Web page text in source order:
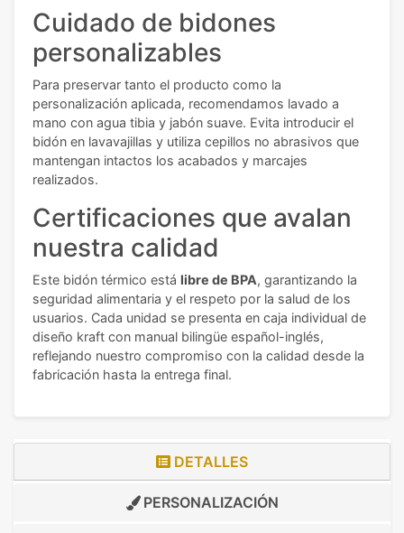
Cuidado de bidones
personalizables
Para preservar tanto el producto como la
personalización aplicada, recomendamos lavado a
mano con agua tibia y jabón suave. Evita introducir el
bidón en lavavajillas y utiliza cepillos no abrasivos que
mantengan intactos los acabados y marcajes
realizados.
Certificaciones que avalan
nuestra calidad
Este bidón térmico está libre de BPA, garantizando la
seguridad alimentaria y el respeto por la salud de los
usuarios. Cada unidad se presenta en caja individual de
diseño kraft con manual bilingüe español-inglés,
reflejando nuestro compromiso con la calidad desde la
fabricación hasta la entrega final.
DETALLES
PERSONALIZACIÓN